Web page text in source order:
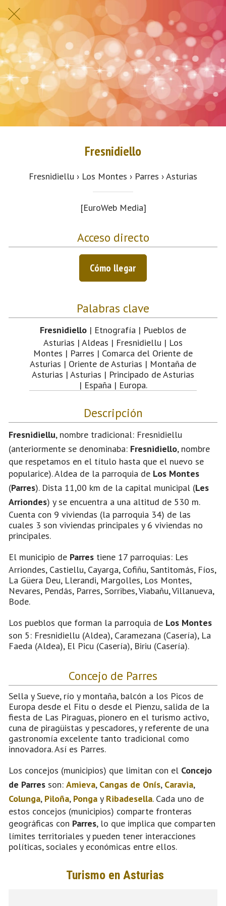
Fresnidiello
Fresnidiellu › Los Montes › Parres › Asturias
[EuroWeb Media]
Acceso directo
Cómo llegar
Palabras clave
Fresnidiello | Etnografía | Pueblos de
Asturias | Aldeas | Fresnidiellu | Los
Montes | Parres | Comarca del Oriente de
Asturias | Oriente de Asturias | Montaña de
Asturias | Asturias | Principado de Asturias
| España | Europa.
Descripción
Fresnidiellu, nombre tradicional: Fresnidiellu
(anteriormente se denominaba: Fresnidiello, nombre
que respetamos en el título hasta que el nuevo se
popularice). Aldea de la parroquia de Los Montes
(Parres). Dista 11,00 km de la capital municipal (Les
Arriondes) y se encuentra a una altitud de 530 m.
Cuenta con 9 viviendas (la parroquia 34) de las
cuales 3 son viviendas principales y 6 viviendas no
principales.
El municipio de Parres tiene 17 parroquias: Les
Arriondes, Castiellu, Cayarga, Cofiñu, Santitomás, Fíos,
La Güera Deu, Llerandi, Margolles, Los Montes,
Nevares, Pendás, Parres, Sorribes, Viabañu, Villanueva,
Bode.
Los pueblos que forman la parroquia de Los Montes
son 5: Fresnidiellu (Aldea), Caramezana (Casería), La
Faeda (Aldea), El Picu (Casería), Biriu (Casería).
Concejo de Parres
Sella y Sueve, río y montaña, balcón a los Picos de
Europa desde el Fitu o desde el Pienzu, salida de la
fiesta de Las Piraguas, pionero en el turismo activo,
cuna de piragüistas y pescadores, y referente de una
gastronomía excelente tanto tradicional como
innovadora. Así es Parres.
Los concejos (municipios) que limitan con el Concejo
de Parres son: Amieva, Cangas de Onís, Caravia,
Colunga, Piloña, Ponga y Ribadesella. Cada uno de
estos concejos (municipios) comparte fronteras
geográficas con Parres, lo que implica que comparten
límites territoriales y pueden tener interacciones
políticas, sociales y económicas entre ellos.